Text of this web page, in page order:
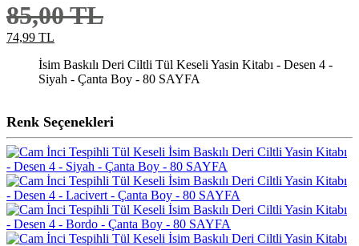
85,00 TL
74,99 TL
İsim Baskılı Deri Ciltli Tül Keseli Yasin Kitabı - Desen 4 -
Siyah - Çanta Boy - 80 SAYFA
Renk Seçenekleri